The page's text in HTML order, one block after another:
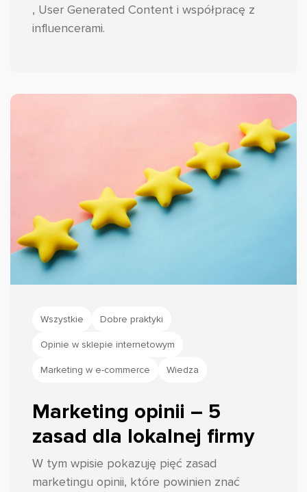
, User Generated Content i współpracę z
influencerami.
Wszystkie Dobre praktyki
Opinie w sklepie internetowym
Marketing w e-commerce Wiedza
Marketing opinii – 5
zasad dla lokalnej firmy
W tym wpisie pokazuję pięć zasad
marketingu opinii, które powinien znać